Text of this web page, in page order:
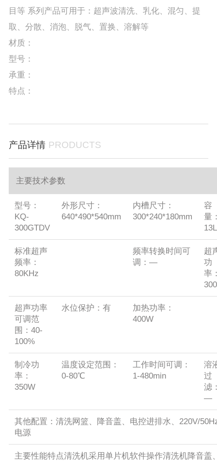
目等 系列产品可用于：超声波清洗、乳化、混匀、提
取、分散、消泡、脱气、置换、溶解等
材质：
型号：
承重：
特点：
产品详情 PRODUCTS
主要技术参数
型号：
KQ-
300GTDV
外形尺寸：
640*490*540mm
内槽尺寸：
300*240*180mm
容
量
13L
标准超声
频率：
80KHz
频率转换时间可
调：—
超
功
率
超声功率
可调范
围：40-
100%
水位保护：有
加热功率：
400W
制冷功
率：
350W
温度设定范围：
0-80℃
工作时间可调：
1-480min
溶
过
滤
—
其他配置：清洗网篮、降音盖、电控进排水、220V/
电源
主要性能特点清洗机采用单片机软件操作清洗机降音盖